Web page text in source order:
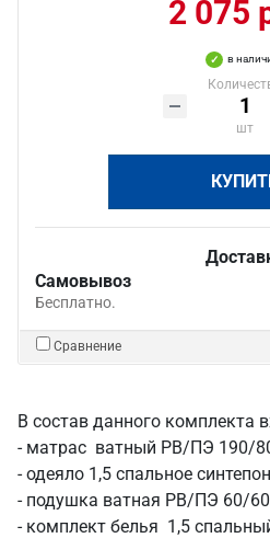
2 075
в
шт
Самовывоз
Бесплатно.
Сравнение
В состав данного комплекта
- матрас ватный РВ/ПЭ 190/
- одеяло 1,5 спальное
- подушка ватная РВ/ПЭ 60/
- комплект белья 1,5